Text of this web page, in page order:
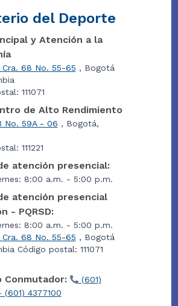
del Deporte
y Atención a la
Cra. 68 No. 55-65 , Bogotá
111071
de Alto Rendimiento
No. 59A - 06 , Bogotá,
111221
atención presencial:
8:00 a.m. - 5:00 p.m.
atención presencial
- PQRSD:
8:00 a.m. - 5:00 p.m.
Cra. 68 No. 55-65 , Bogotá
Código postal: 111071
Conmutador:
(601)
4377100